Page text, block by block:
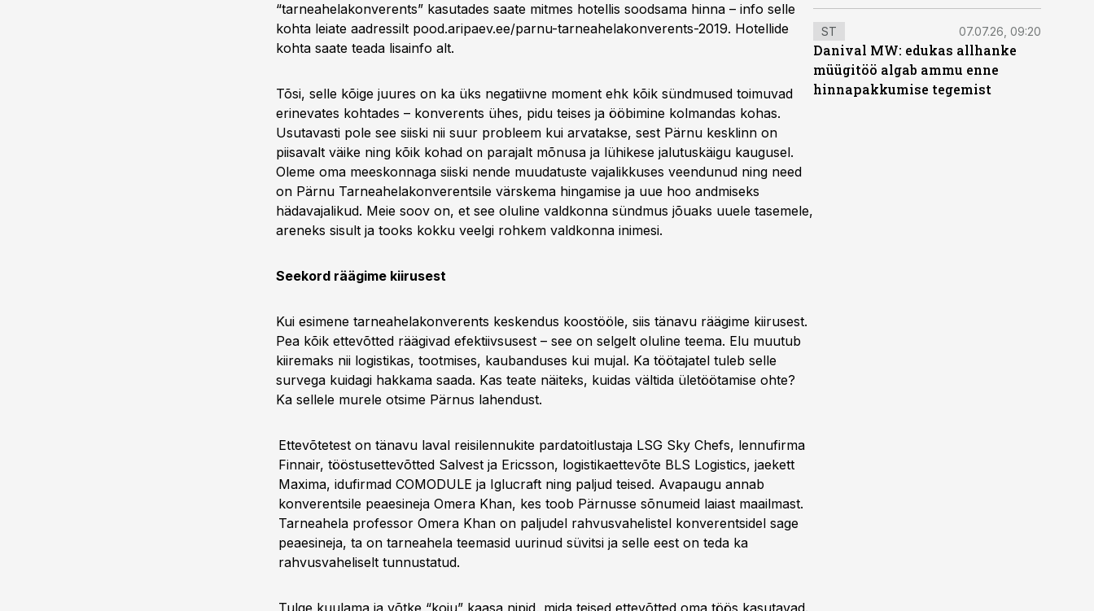
“tarneahelakonverents” kasutades saate mitmes hotellis soodsama hinna – info selle
kohta leiate aadressilt pood.aripaev.ee/parnu-tarneahelakonverents-2019. Hotellide
kohta saate teada lisainfo alt.
Tõsi, selle kõige juures on ka üks negatiivne moment ehk kõik sündmused toimuvad
erinevates kohtades – konverents ühes, pidu teises ja ööbimine kolmandas kohas.
Usutavasti pole see siiski nii suur probleem kui arvatakse, sest Pärnu kesklinn on
piisavalt väike ning kõik kohad on parajalt mõnusa ja lühikese jalutuskäigu kaugusel.
Oleme oma meeskonnaga siiski nende muudatuste vajalikkuses veendunud ning need
on Pärnu Tarneahelakonverentsile värskema hingamise ja uue hoo andmiseks
hädavajalikud. Meie soov on, et see oluline valdkonna sündmus jõuaks uuele tasemele,
areneks sisult ja tooks kokku veelgi rohkem valdkonna inimesi.
Seekord räägime kiirusest
Kui esimene tarneahelakonverents keskendus koostööle, siis tänavu räägime kiirusest.
Pea kõik ettevõtted räägivad efektiivsusest – see on selgelt oluline teema. Elu muutub
kiiremaks nii logistikas, tootmises, kaubanduses kui mujal. Ka töötajatel tuleb selle
survega kuidagi hakkama saada. Kas teate näiteks, kuidas vältida ületöötamise ohte?
Ka sellele murele otsime Pärnus lahendust.
ST 07.07.26, 09:20
Danival MW: edukas allhanke
müügitöö algab ammu enne
hinnapakkumise tegemist
Ettevõtetest on tänavu laval reisilennukite pardatoitlustaja LSG Sky Chefs, lennufirma
Finnair, tööstusettevõtted Salvest ja Ericsson, logistikaettevõte BLS Logistics, jaekett
Maxima, idufirmad COMODULE ja Iglucraft ning paljud teised. Avapaugu annab
konverentsile peaesineja Omera Khan, kes toob Pärnusse sõnumeid laiast maailmast.
Tarneahela professor Omera Khan on paljudel rahvusvahelistel konverentsidel sage
peaesineja, ta on tarneahela teemasid uurinud süvitsi ja selle eest on teda ka
rahvusvaheliselt tunnustatud.
Tulge kuulama ja võtke “koju” kaasa nipid, mida teised ettevõtted oma töös kasutavad.